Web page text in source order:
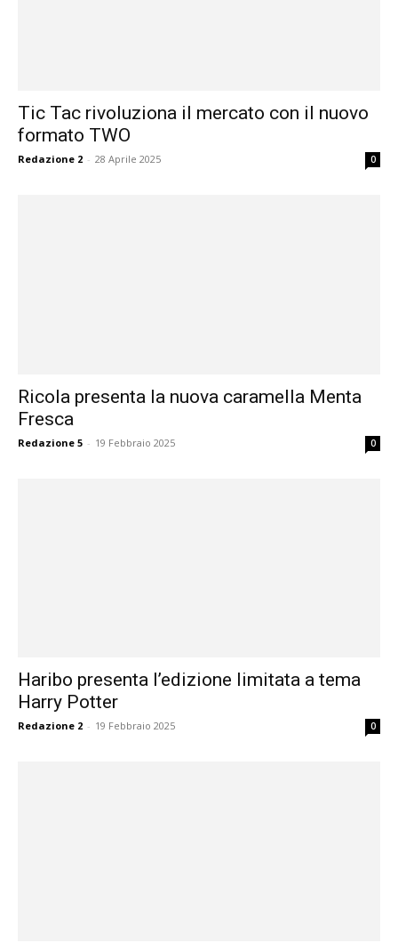
Tic Tac rivoluziona il mercato con il nuovo
formato TWO
Redazione 2 - 28 Aprile 2025 0
Ricola presenta la nuova caramella Menta
Fresca
Redazione 5 - 19 Febbraio 2025 0
Haribo presenta l’edizione limitata a tema
Harry Potter
Redazione 2 - 19 Febbraio 2025 0